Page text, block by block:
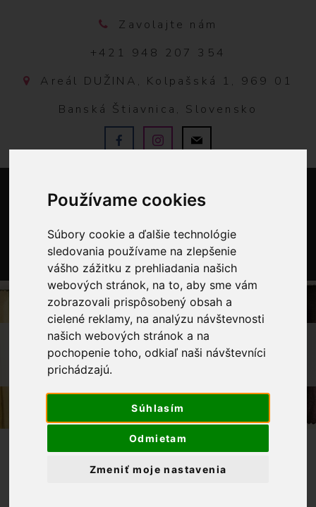
Používame cookies
Súbory cookie a ďalšie technológie
sledovania používame na zlepšenie
vášho zážitku z prehliadania našich
webových stránok, na to, aby sme vám
zobrazovali prispôsobený obsah a
cielené reklamy, na analýzu návštevnosti
našich webových stránok a na
pochopenie toho, odkiaľ naši návštevníci
prichádzajú.
Súhlasím
Odmietam
Zmeniť moje nastavenia
Zavolajte nám
+421 948 207 354
Areál DUŽINA, Kolpašská 1, 969 01
Banská Štiavnica, Slovensko
0
OBCHOD
LÁTKY METRÁŽ
DEKORAČNÁ LÁTKA LÚČNE KVETY NA
REŽNOM PODKLADE